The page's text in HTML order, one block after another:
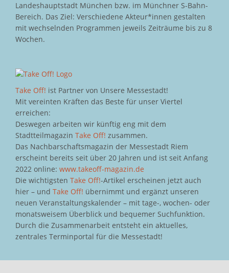
Landeshauptstadt München bzw. im Münchner S-Bahn-
Bereich. Das Ziel: Verschiedene Akteur*innen gestalten
mit wechselnden Programmen jeweils Zeiträume bis zu 8
Wochen.
Take Off! ist Partner von Unsere Messestadt!
Mit vereinten Kräften das Beste für unser Viertel
erreichen:
Deswegen arbeiten wir künftig eng mit dem
Stadtteilmagazin Take Off! zusammen.
Das Nachbarschaftsmagazin der Messestadt Riem
erscheint bereits seit über 20 Jahren und ist seit Anfang
2022 online: www.takeoff-magazin.de
Die wichtigsten Take Off!-Artikel erscheinen jetzt auch
hier – und Take Off! übernimmt und ergänzt unseren
neuen Veranstaltungskalender – mit tage-, wochen- oder
monatsweisem Überblick und bequemer Suchfunktion.
Durch die Zusammenarbeit entsteht ein aktuelles,
zentrales Terminportal für die Messestadt!